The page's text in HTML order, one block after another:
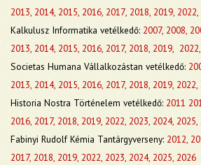
2013, 2014, 2015, 2016, 2017, 2018, 2019, 2022,
Kalkulusz Informatika vetélkedő: 2007, 2008,
2013, 2014, 2015, 2016, 2017, 2018, 2019, 2022,
Societas Humana Vállalkozástan vetélkedő:
2013, 2014, 2015, 2016, 2017, 2018, 2019, 2022,
Historia Nostra Történelem vetélkedő: 2011
2016, 2017, 2018, 2019, 2022, 2023, 2024, 2025,
Fabinyi Rudolf Kémia Tantárgyverseny: 2012,
2017, 2018, 2019, 2022, 2023, 2024, 2025, 2026